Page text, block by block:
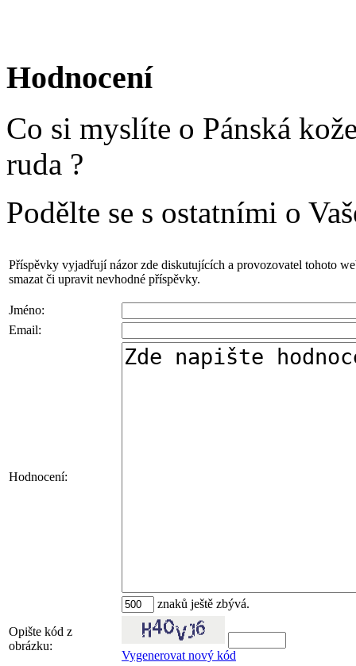
Hodnocení
Co si myslíte o Pánská
ruda ?
Podělte se s ostatními o
Příspěvky vyjadřují názor zde diskutujících a provozovatel tohoto
smazat či upravit nevhodné příspěvky.
Jméno:
Email:
Hodnocení:
znaků ještě zbývá.
Opište kód z
obrázku:
Vygenerovat nový kód